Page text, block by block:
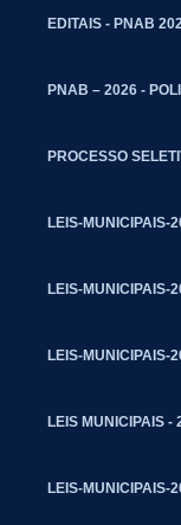
EDITAIS - PNAB
PNAB – 2026 -
PROCESSO
LEIS-MUNICIPAIS-
LEIS-MUNICIPAIS-
LEIS-MUNICIPAIS-
LEIS MUNICIPAIS -
LEIS-MUNICIPAIS-